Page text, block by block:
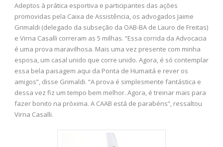
Adeptos à prática esportiva e participantes das ações
promovidas pela Caixa de Assistência, os advogados Jaime
Grimaldi (delegado da subseção da OAB-BA de Lauro de Freitas)
e Virna Casalli correram as 5 milhas. “Essa corrida da Advocacia
é uma prova maravilhosa. Mais uma vez presente com minha
esposa, um casal unido que corre unido. Agora, é só contemplar
essa bela paisagem aqui da Ponta de Humaitá e rever os
amigos”, disse Grimaldi. “A prova é simplesmente fantástica e
dessa vez fiz um tempo bem melhor. Agora, é treinar mais para
fazer bonito na próxima. A CAAB está de parabéns”, ressaltou
Virna Casalli.